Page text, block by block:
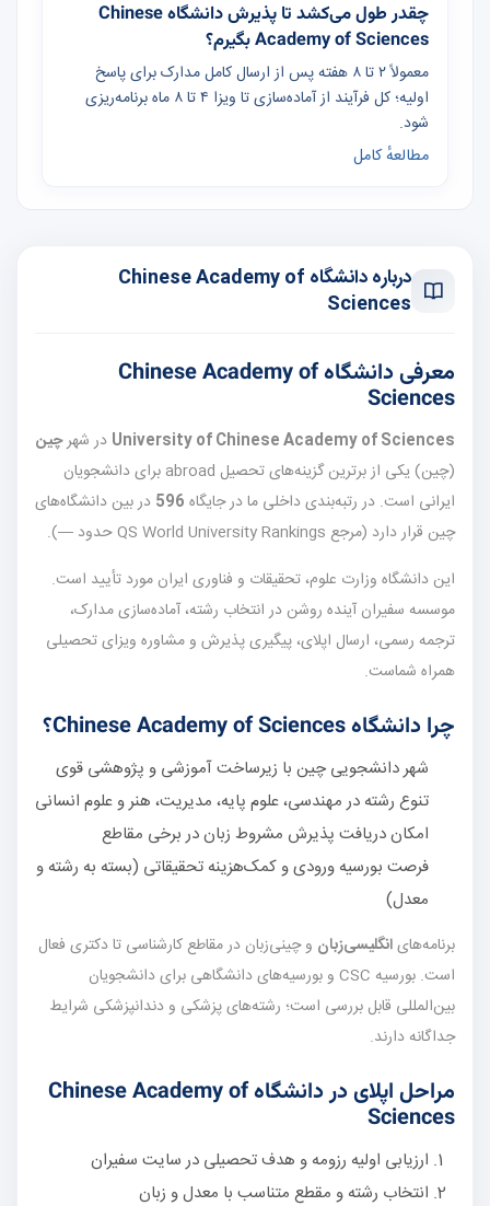
چقدر طول می‌کشد تا پذیرش دانشگاه Chinese
Academy of Sciences بگیرم؟
معمولاً ۲ تا ۸ هفته پس از ارسال کامل مدارک برای پاسخ
اولیه؛ کل فرآیند از آماده‌سازی تا ویزا ۴ تا ۸ ماه برنامه‌ریزی
شود.
مطالعهٔ کامل
درباره دانشگاه Chinese Academy of
Sciences
معرفی دانشگاه Chinese Academy of
Sciences
University of Chinese Academy of Sciences در شهرچین
(چین) یکی از برترین گزینه‌های تحصیل abroad برای دانشجویان
ایرانی است. در رتبه‌بندی داخلی ما در جایگاه 596 در بین دانشگاه‌های
چین قرار دارد (مرجع QS World University Rankings حدود —).
این دانشگاه وزارت علوم، تحقیقات و فناوری ایران مورد تأیید است.
موسسه سفیران آینده روشن در انتخاب رشته، آماده‌سازی مدارک،
ترجمه رسمی، ارسال اپلای، پیگیری پذیرش و مشاوره ویزای تحصیلی
همراه شماست.
چرا دانشگاه Chinese Academy of Sciences؟
شهر دانشجویی چین با زیرساخت آموزشی و پژوهشی قوی
تنوع رشته در مهندسی، علوم پایه، مدیریت، هنر و علوم انسانی
امکان دریافت پذیرش مشروط زبان در برخی مقاطع
فرصت بورسیه ورودی و کمک‌هزینه تحقیقاتی (بسته به رشته و
معدل)
برنامه‌هایانگلیسی‌زبان و چینی‌زبان در مقاطع کارشناسی تا دکتری فعال
است. بورسیه CSC و بورسیه‌های دانشگاهی برای دانشجویان
بین‌المللی قابل بررسی است؛ رشته‌های پزشکی و دندانپزشکی شرایط
جداگانه دارند.
مراحل اپلای در دانشگاه Chinese Academy of
Sciences
ارزیابی اولیه رزومه و هدف تحصیلی در سایت سفیران
انتخاب رشته و مقطع متناسب با معدل و زبان